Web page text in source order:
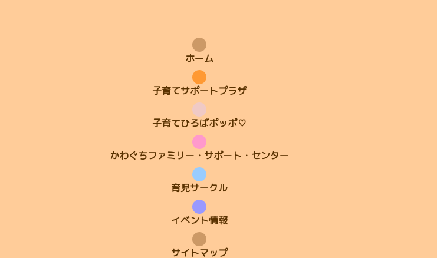
ホーム
子育てサポートプラザ
子育てひろばポッポ♡
かわぐちファミリー・サポート・センター
育児サークル
イベント情報
サイトマップ